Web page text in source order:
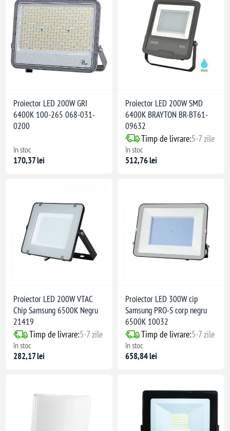
Proiector LED 200W GRI
6400K 100-265 068-031-
0200
în stoc
170,37 lei
Proiector LED 200W SMD
6400K BRAYTON BR-BT61-
09632
Timp de livrare:5-7 zile
în stoc
512,76 lei
Proiector LED 200W VTAC
Chip Samsung 6500K Negru
21419
Timp de livrare:5-7 zile
în stoc
282,17 lei
Proiector LED 300W cip
Samsung PRO-S corp negru
6500K 10032
Timp de livrare:5-7 zile
în stoc
658,84 lei